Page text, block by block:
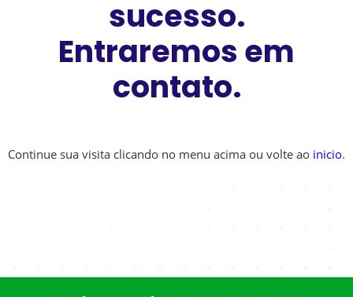
sucesso.
Entraremos em
contato.
Continue sua visita clicando no menu acima ou volte ao inicio.